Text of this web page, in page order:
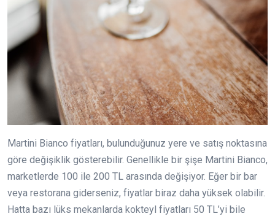
Martini Bianco fiyatları, bulunduğunuz yere ve satış noktasına
göre değişiklik gösterebilir. Genellikle bir şişe Martini Bianco,
marketlerde 100 ile 200 TL arasında değişiyor. Eğer bir bar
veya restorana giderseniz, fiyatlar biraz daha yüksek olabilir.
Hatta bazı lüks mekanlarda kokteyl fiyatları 50 TL’yi bile